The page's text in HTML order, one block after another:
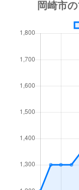
羽根町
羽根西
日名中町